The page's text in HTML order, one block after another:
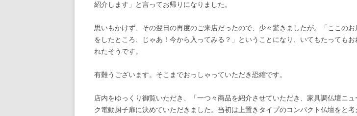
紹介します」と言ってお帰りになりました。
思いもかけず、その翌日の再度のご来店だったので、少々驚きましたが。「ここの
をしたところ、じゃあ！今から入ってみる？」ということになり、いてもたってもお
れたそうです。
有難うございます。そこまでおっしゃっていただき恐縮です。
店内をゆっくり御覧いただき、「一つ々商品を紹介させていただき、家具調仏壇ニュ
ク電動厨子扉に決めていただきました。当初は上置きタイプのコンパクト仏壇をと考